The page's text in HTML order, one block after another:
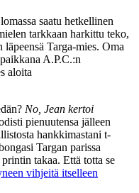
saatu hetkellinen
tarkkaan harkittu teko,
Targa-mies. Oma
A.P.C.:n
aloita
No, Jean kertoi
pienuutensa jälleen
hankkimastani t-
Targan parissa
takaa. Että totta se
vihjeitä itselleen